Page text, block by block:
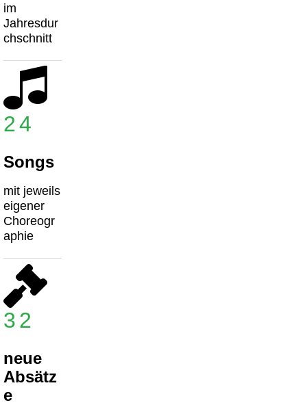
im
Jahresdur
chschnitt
24
Songs
mit jeweils
eigener
Choreogr
aphie
32
neue
Absätz
e